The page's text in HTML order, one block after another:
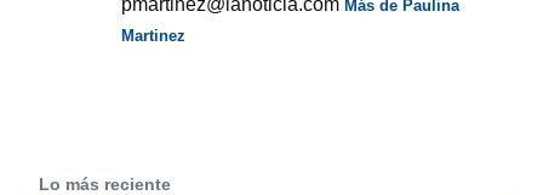
Más de Paulina
Martinez
Lo más reciente